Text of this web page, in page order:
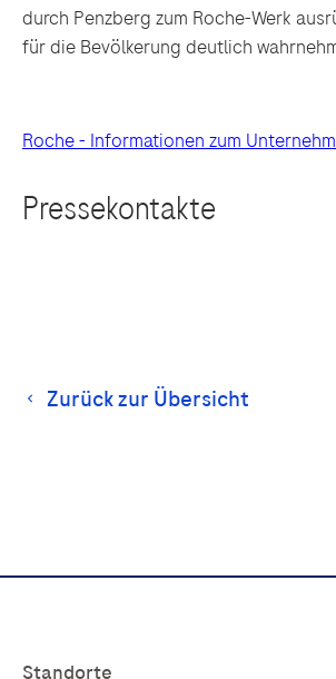
durch Penzberg zum Roche-Werk
für die Bevölkerung deutlich
Roche - Informationen zum
Links zu Websites Dritter werden
lehnt ausdrücklich jegliche